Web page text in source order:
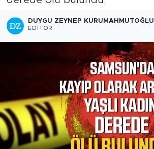
DUYGU ZEYNEP KURUMAHMUTOĞLU
EDITÖR